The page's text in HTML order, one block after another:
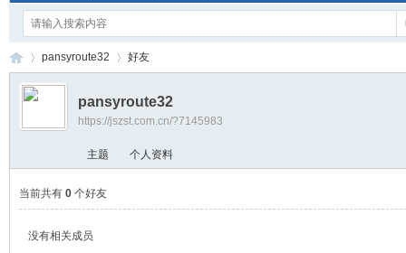
›
pansyroute32 好友
pansyroute32
https://jszst.com.cn/?7145983
主题 个人资料
当前共有 0个好友
没有相关成员